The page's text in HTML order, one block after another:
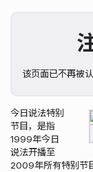
该页面已不再被
今日说法特别
节目，是指
1999年今日
说法开播至
2009年所有特别节